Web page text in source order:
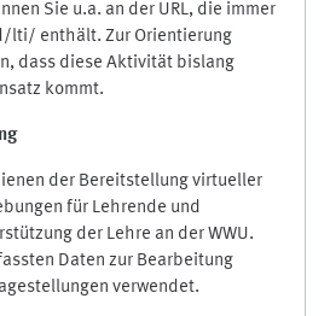
Sie u.a. an der URL, die immer
lti/ enthält. Zur Orientierung
dass diese Aktivität bislang
kommt.
der Bereitstellung virtueller
für Lehrende und
der Lehre an der WWU.
Daten zur Bearbeitung
verwendet.